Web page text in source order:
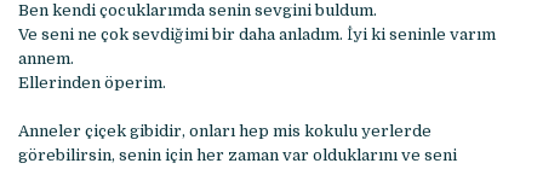
Ben kendi çocuklarımda senin sevgini buldum.
Ve seni ne çok sevdiğimi bir daha anladım. İyi ki seninle varım
annem.
Ellerinden öperim.
Anneler çiçek gibidir, onları hep mis kokulu yerlerde
görebilirsin, senin için her zaman var olduklarını ve seni